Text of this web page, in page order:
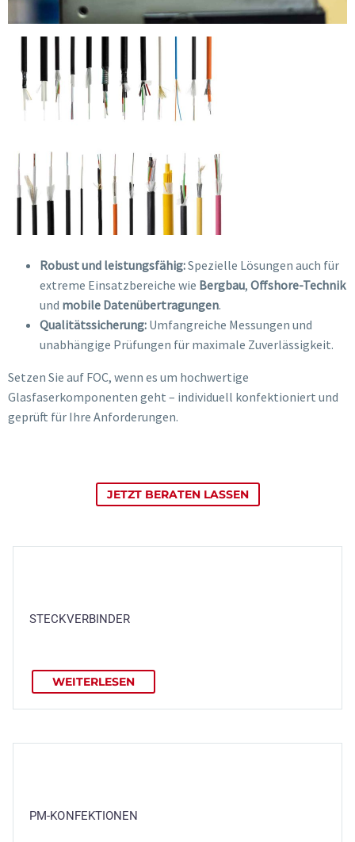
Robust und leistungsfähig:Spezielle Lösungen auch für
extreme Einsatzbereiche wie Bergbau, Offshore-Technik
und mobile Datenübertragungen.
Qualitätssicherung: Umfangreiche Messungen und
unabhängige Prüfungen für maximale Zuverlässigkeit.
Setzen Sie auf FOC, wenn es um hochwertige
Glasfaserkomponenten geht – individuell konfektioniert und
geprüft für Ihre Anforderungen.
JETZT BERATEN LASSEN
STECKVERBINDER
WEITERLESEN
PM-KONFEKTIONEN